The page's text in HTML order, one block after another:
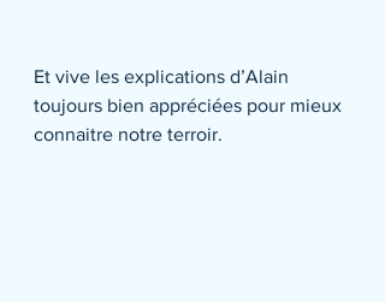
Et vive les explications d’Alain
toujours bien appréciées pour mieux
connaitre notre terroir.